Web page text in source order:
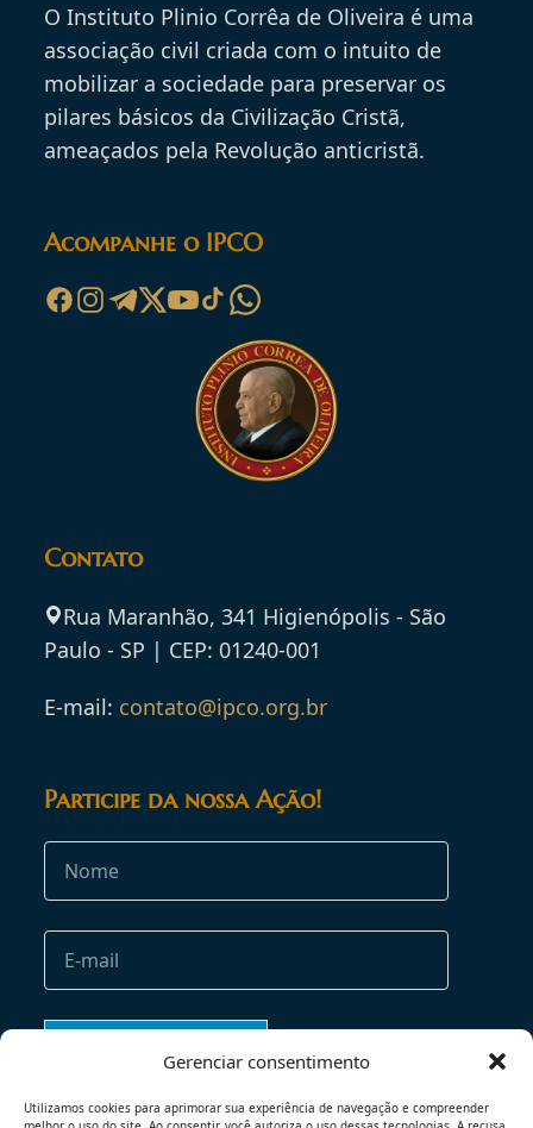
Gerenciar consentimento
Utilizamos cookies para aprimorar sua experiência de navegação e compreender
O Instituto Plinio Corrêa de Oliveira é uma
associação civil criada com o intuito de
mobilizar a sociedade para preservar os
pilares básicos da Civilização Cristã,
ameaçados pela Revolução anticristã.
Acompanhe o IPCO
Contato
Rua Maranhão, 341 Higienópolis - São
Paulo - SP | CEP: 01240-001
E-mail: contato@ipco.org.br
Participe da nossa Ação!